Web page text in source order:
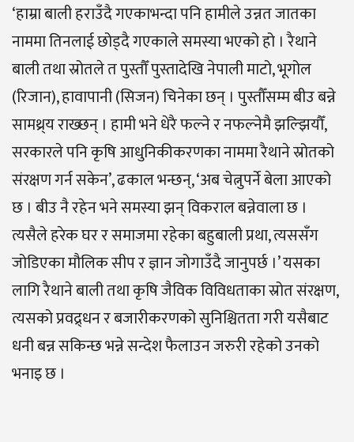
‘हाम्रा बाली हराउँदै गएकाभन्दा पनि हामीले उन्नत जातका
नाममा तिनलाई छोड्दै गएकाले समस्या भएको हो । रैथाने
बाली तथा स्रोतले त पुस्तौँ पुस्तादेखि नेपाली माटो, भूगोल
(रिजान), हावापानी (सिजन) चिनेका छन् । पुस्तौँसम्म बीउ बन्ने
सामथ्र्य राख्छन् । हामी भने धेरै फल्ने र नफल्नेमै झल्झियौँ,
सरकारले पनि कृषि आधुनिकीकरणका नाममा रैथाने स्रोतको
संरक्षण गर्न सकेन’, ढकाल भन्छन्, ‘अब चेत्नुपर्ने बेला आएको
छ । बीउ नै रहेन भने समस्या झन् विकराल बन्नेवाला छ ।
त्यसैले हरेक घर र समाजमा रहेका बहुबाली प्रथा, त्यससँग
जोडिएका मौलिक सीप र ज्ञान जोगाउँदै जानुपर्छ ।’ यसका
लागि रैथाने बाली तथा कृषि जैविक विविधताका स्रोत संरक्षण,
त्यसको प्रवद्र्धन र बजारीकरणको सुनिश्चितता गरी यसैबाट
धनी बन्न सकिन्छ भन्ने सन्देश फैलाउन जरुरी रहेको उनको
भनाइ छ ।